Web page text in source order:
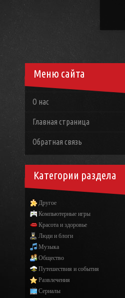
Меню сайта
О нас
Главная страница
Обратная связь
Категории раздела
Другое
Компьютерные игры
Красота и здоровье
Люди и блоги
Музыка
Общество
Путешествия и события
Развлечения
Сериалы